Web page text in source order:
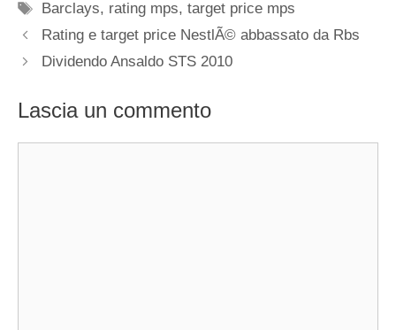
Tag
Barclays, rating mps,target price mps
Rating e target price NestlÃ© abbassato da Rbs
Dividendo Ansaldo STS 2010
Lascia un commento